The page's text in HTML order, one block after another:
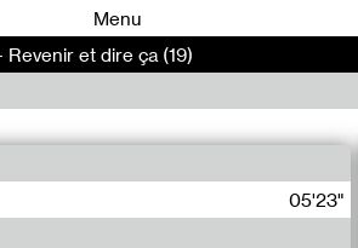
Menu
et dire ça (19)
05'23"
00
00